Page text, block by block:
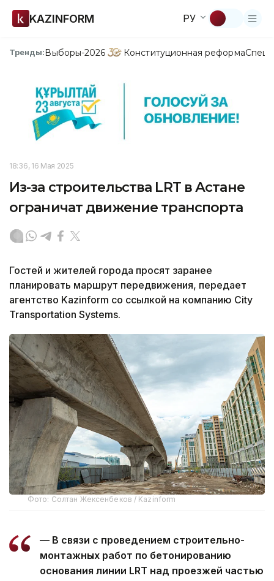
KAZINFORM РУ
Тренды:Выборы-2026 Конституционная реформа
18:36, 16 Мая 2025
Из-за строительства LRT в Астане
ограничат движение транспорта
Гостей и жителей города просят заранее
планировать маршрут передвижения, передает
агентство Kazinform со ссылкой на компанию City
Transportation Systems.
Фото: Солтан Жексенбеков / Kazinform
— В связи с проведением строительно-
монтажных работ по бетонированию
основания линии LRT над проезжей частью